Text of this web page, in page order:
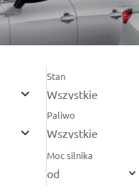
Stan
Wszystkie
Paliwo
Wszystkie
Moc silnika
od